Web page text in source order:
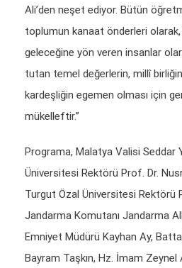
Ali’den neşet ediyor. Bütün
toplumun kanaat önderleri
geleceğine yön veren insanlar
tutan temel değerlerin, millî
kardeşliğin egemen olması için
mükelleftir.”
Programa, Malatya Valisi Seddar
Üniversitesi Rektörü Prof. Dr.
Turgut Özal Üniversitesi Rektörü
Jandarma Komutanı Jandarma
Emniyet Müdürü Kayhan Ay,
Bayram Taşkın, Hz. İmam